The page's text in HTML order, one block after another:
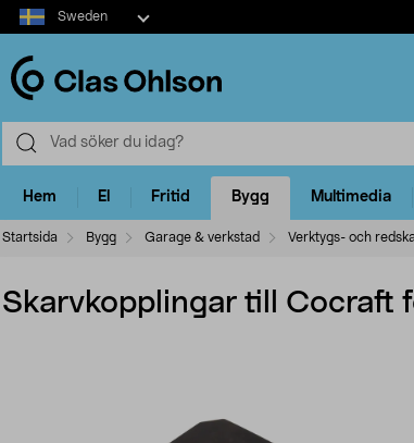
Select
market
Sweden
Hem El Fritid Bygg Multimedia
Startsida Bygg Garage & verkstad Verktygs- och
Skarvkopplingar till Cocraft